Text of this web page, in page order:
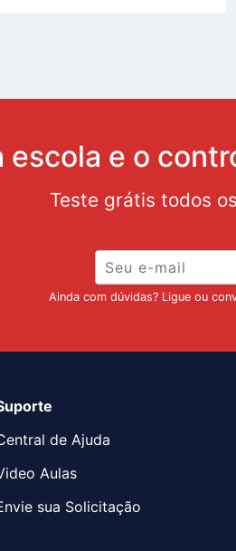
escola e o
Teste grátis todos
Ainda com dúvidas? Ligue ou
de Ajuda
Aulas
sua Solicitação